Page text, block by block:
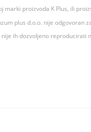
proizvoda K Plus, ili
plus d.o.o. nije odgovoran
ih dozvoljeno